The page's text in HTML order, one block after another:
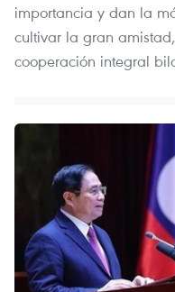
importancia y dan la
cultivar la gran
cooperación integral